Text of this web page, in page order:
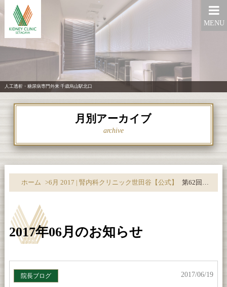
人工透析・糖尿病専門外来 千歳烏山駅北口
MENU
月別アーカイブ
archive
ホーム >6月 2017 | 腎内科クリニック世田谷【公式】 第62回日本透析医学会学術集会・総会へ参加しました
2017年06月のお知らせ
院長ブログ 2017/06/19